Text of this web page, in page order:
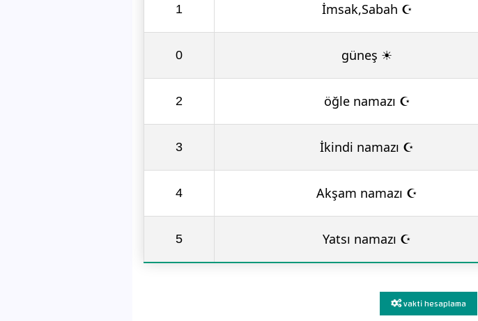
1 İmsak,Sabah ☪
0 güneş ☀
2 öğle namazı ☪
3 İkindi namazı ☪
4 Akşam namazı ☪
5 Yatsı namazı ☪
vakti hesaplama